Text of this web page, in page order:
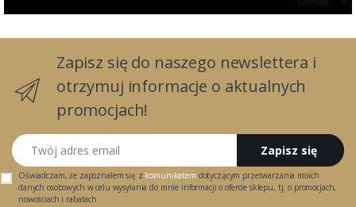
Zapisz się do naszego newslettera i
otrzymuj informacje o aktualnych
promocjach!
Twój adres email
Zapisz się
Oświadczam, że zapoznałem się z komunikatem dotyczącym przetwarzania moich
danych osobowych w celu wysyłania do mnie informacji o ofercie sklepu, tj. o promocjach,
nowościach i rabatach